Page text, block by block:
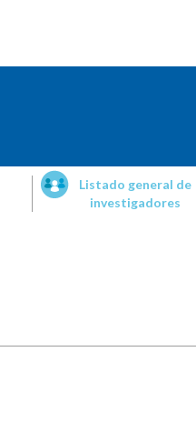
Listado general de
investigadores